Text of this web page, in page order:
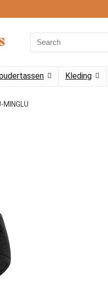
Search
for:
Kleding
MINGLU